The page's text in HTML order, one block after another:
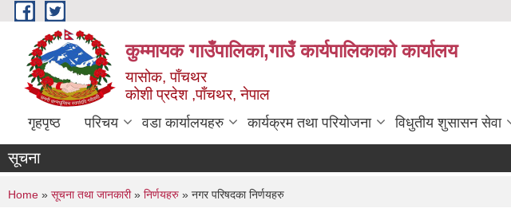
Skip to main content
कुम्मायक गाउँपालिका,गाउँ कार्यपालिकाको कार्यालय
यासोक, पाँचथर
कोशी प्रदेश ,पाँचथर, नेपाल
गृहपृष्ठ परिचय वडा कार्यालयहरु कार्यक्रम तथा परियोजना विधुतीय शुसासन सेवा
सूचना
You are here
Home » सूचना तथा जानकारी» निर्णयहरु » नगर परिषदका निर्णयहरु